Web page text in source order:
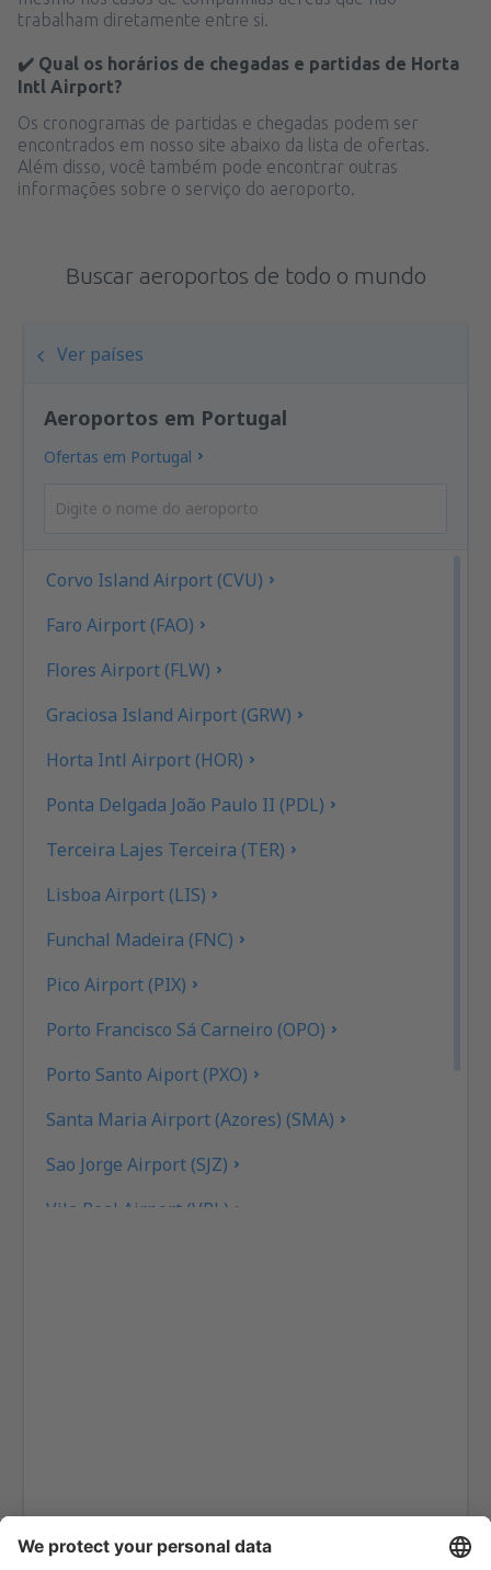
trabalham diretamente entre si.
✔️ Qual os horários de chegadas e partidas de Horta
Intl Airport?
Os cronogramas de partidas e chegadas podem ser
encontrados em nosso site abaixo da lista de ofertas.
Além disso, você também pode encontrar outras
informações sobre o serviço do aeroporto.
Buscar aeroportos de todo o mundo
Ver países
Aeroportos em Portugal
Ofertas em Portugal
Corvo Island Airport (CVU)
Faro Airport (FAO)
Flores Airport (FLW)
Graciosa Island Airport (GRW)
Horta Intl Airport (HOR)
Ponta Delgada João Paulo II (PDL)
Terceira Lajes Terceira (TER)
Lisboa Airport (LIS)
Funchal Madeira (FNC)
Pico Airport (PIX)
Porto Francisco Sá Carneiro (OPO)
Porto Santo Aiport (PXO)
Santa Maria Airport (Azores) (SMA)
Sao Jorge Airport (SJZ)
Vila Real Airport (VRL)